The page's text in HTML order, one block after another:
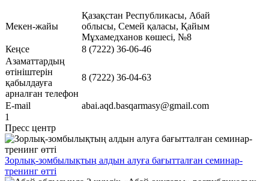
Мекен-жайы
Қазақстан Республикасы, Абай
облысы, Семей қаласы, Қайым
Мұхамедханов көшесі, №8
Кеңсе
8 (7222) 36-06-46
Азаматтардың
өтініштерін
қабылдауға
арналған телефон
8 (7222) 36-04-63
E-mail
abai.aqd.basqarmasy@gmail.com
1
Пресс центр
Зорлық-зомбылықтың алдын алуға бағытталған семинар-
тренинг өтті